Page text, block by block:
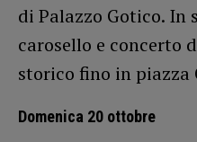
di Palazzo Gotico. In
carosello e concerto
storico fino in piazza
Domenica 20 ottobre